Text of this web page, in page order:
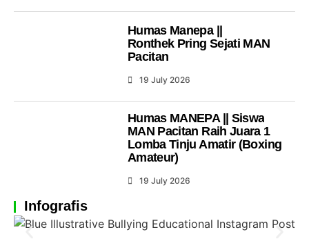
Humas Manepa ||
Ronthek Pring Sejati MAN
Pacitan
19 July 2026
Humas MANEPA || Siswa
MAN Pacitan Raih Juara 1
Lomba Tinju Amatir (Boxing
Amateur)
19 July 2026
Infografis